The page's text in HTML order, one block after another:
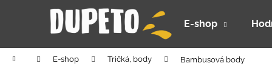
E-shop
Domov E-shop Tričká, body Bambusová body
í
Späť
do
Späť
do